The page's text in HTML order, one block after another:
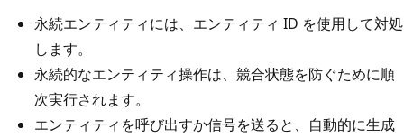
永続エンティティには、エンティティ ID を使用して対処
します。
永続的なエンティティ操作は、競合状態を防ぐために順
次実行されます。
エンティティを呼び出すか信号を送ると、自動的に生成